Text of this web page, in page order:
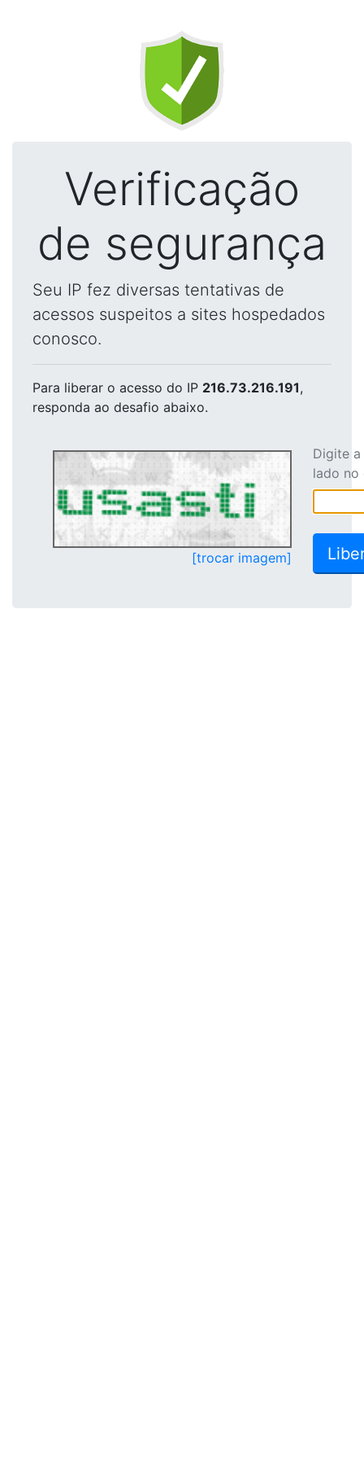
Verificação
de segurança
Seu IP fez diversas tentativas de
acessos suspeitos a sites hospedados
conosco.
Para liberar o acesso do IP 216.73.216.191,
responda ao desafio abaixo.
[trocar imagem]
Digite
lado no